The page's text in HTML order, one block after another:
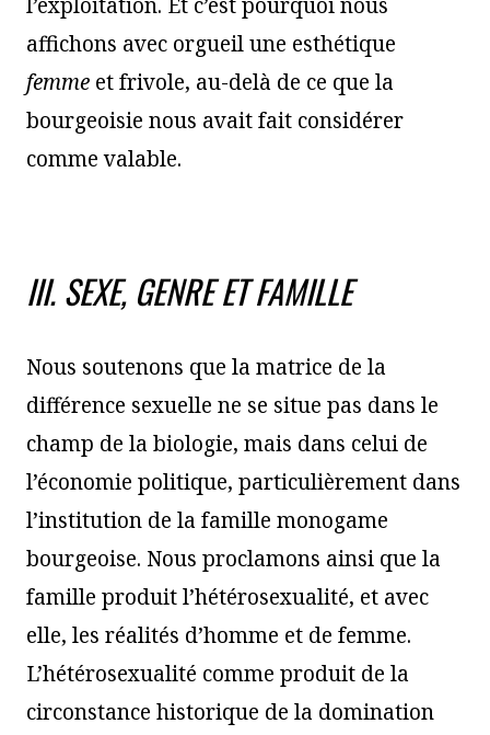
l’exploitation. Et c’est pourquoi nous
affichons avec orgueil une esthétique
femme et frivole, au-delà de ce que la
bourgeoisie nous avait fait considérer
comme valable.
III. SEXE, GENRE ET FAMILLE
Nous soutenons que la matrice de la
différence sexuelle ne se situe pas dans le
champ de la biologie, mais dans celui de
l’économie politique, particulièrement dans
l’institution de la famille monogame
bourgeoise. Nous proclamons ainsi que la
famille produit l’hétérosexualité, et avec
elle, les réalités d’homme et de femme.
L’hétérosexualité comme produit de la
circonstance historique de la domination